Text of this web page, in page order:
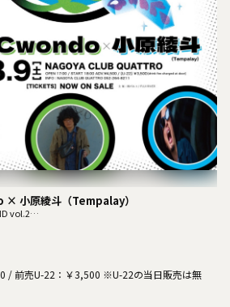
小原綾斗（Tempalay）
vol.2
/ 前売U-22：￥3,500 ※U-22の当日販売は無